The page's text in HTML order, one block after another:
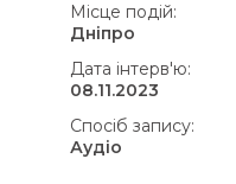
Місце подій:
Дніпро
Дата інтерв'ю:
08.11.2023
Спосіб запису:
Аудіо